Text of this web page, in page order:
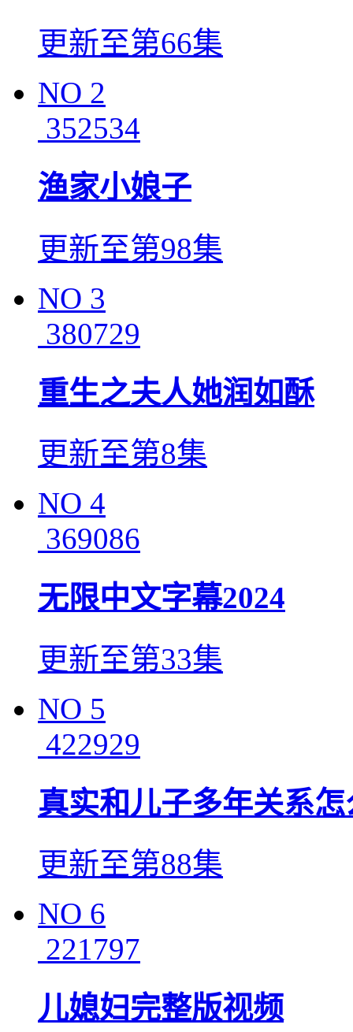
更新至第66集
NO 2
352534
渔家小娘子
更新至第98集
NO 3
380729
重生之夫人她润如酥
更新至第8集
NO 4
369086
无限中文字幕2024
更新至第33集
NO 5
422929
真实和儿子多年关系怎
更新至第88集
NO 6
221797
儿媳妇完整版视频